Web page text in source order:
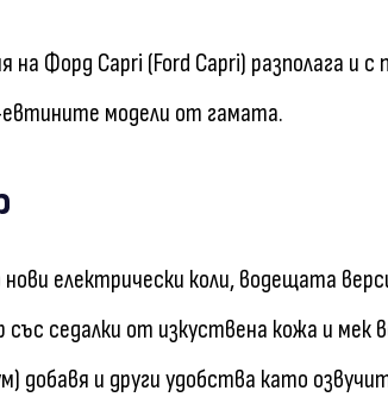
на Форд Capri (Ford Capri) разполага и
евтините модели от гамата.
електрически коли, водещата
седалки от изкуствена кожа и мек
добавя и други удобства като